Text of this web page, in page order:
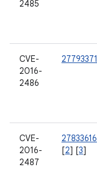
2485
CVE-
2016-
2486
27793371
CVE-
2016-
2487
27833616
[2] [3]